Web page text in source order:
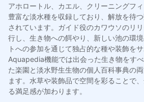
アホロートル、カエル、クリーニングフ
豊富な淡水種を収録しており、解放を待
されています。ガイド役のカワウソのリ
行し、生き物への餌やり、新しい池の環
トへの参加を通じて独占的な種や装飾を
Aquapedia機能では出会った生き物をす
た楽園と淡水野生生物の個人百科事典の
ます。水草や装飾品で空間を彩ることで
る満足感が加わります。